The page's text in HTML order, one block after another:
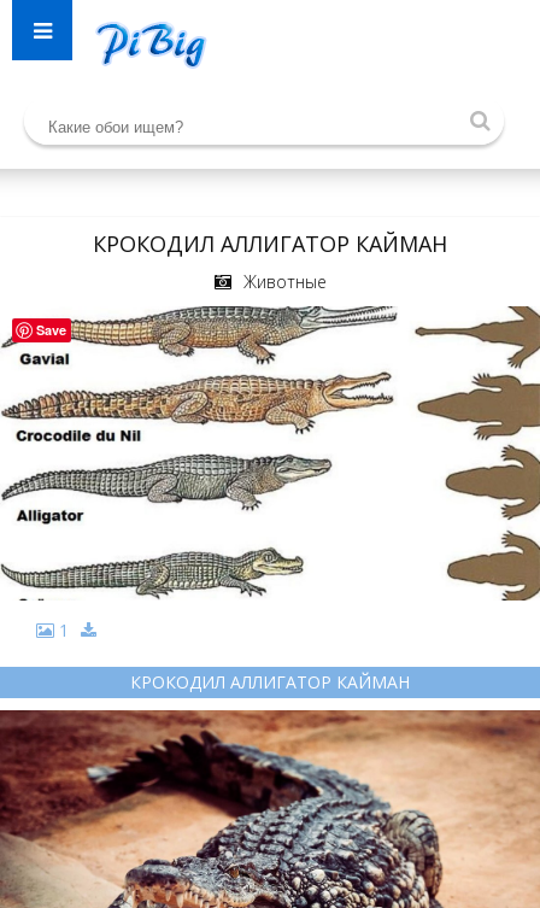
КРОКОДИЛ АЛЛИГАТОР КАЙМАН
Животные
1
КРОКОДИЛ АЛЛИГАТОР КАЙМАН
Save